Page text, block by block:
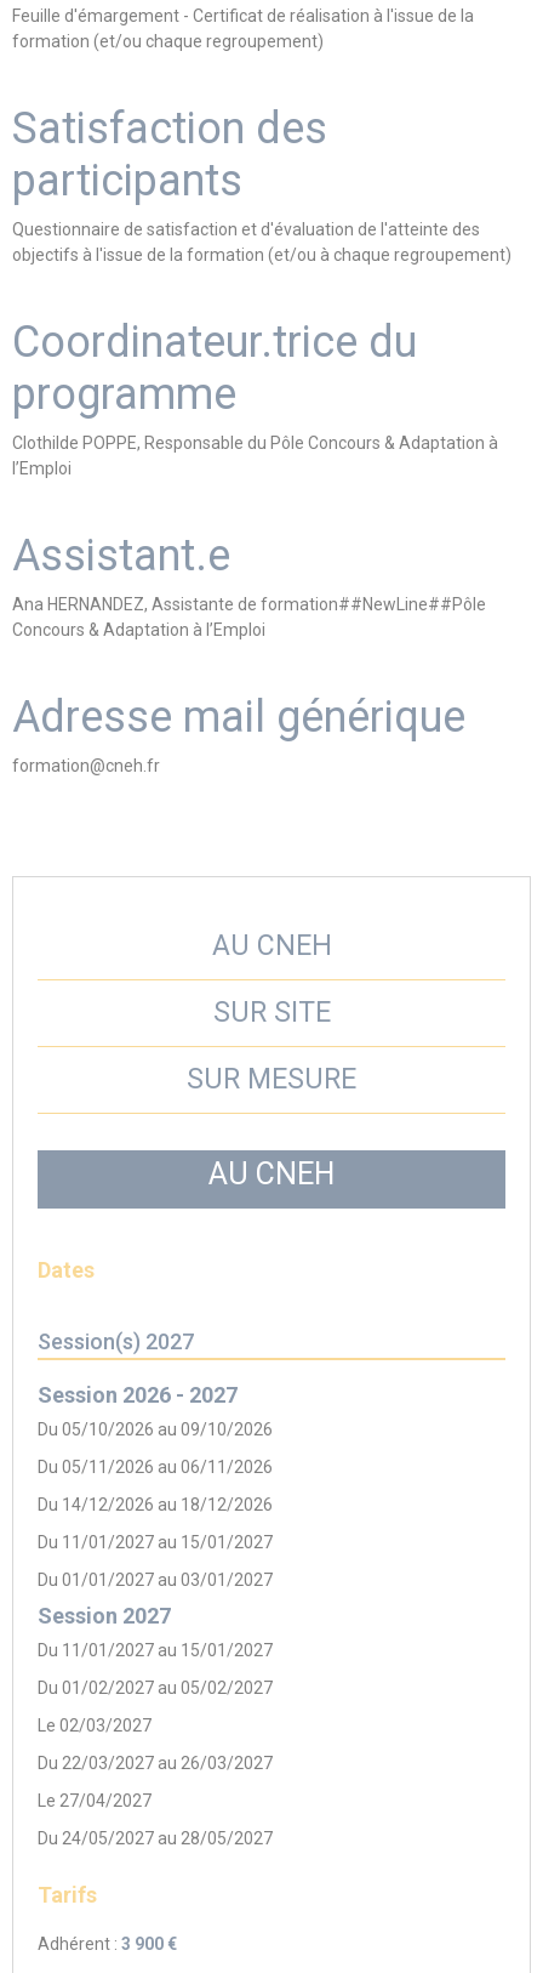
Feuille d'émargement - Certificat de réalisation à l'issue de la
formation (et/ou chaque regroupement)
Satisfaction des
participants
Questionnaire de satisfaction et d'évaluation de l'atteinte des
objectifs à l'issue de la formation (et/ou à chaque regroupement)
Coordinateur.trice du
programme
Clothilde POPPE, Responsable du Pôle Concours & Adaptation à
l’Emploi
Assistant.e
Ana HERNANDEZ, Assistante de formation##NewLine##Pôle
Concours & Adaptation à l’Emploi
Adresse mail générique
formation@cneh.fr
AU CNEH
SUR SITE
SUR MESURE
AU CNEH
Dates
Session(s) 2027
Session 2026 - 2027
Du 05/10/2026 au 09/10/2026
Du 05/11/2026 au 06/11/2026
Du 14/12/2026 au 18/12/2026
Du 11/01/2027 au 15/01/2027
Du 01/01/2027 au 03/01/2027
Session 2027
Du 11/01/2027 au 15/01/2027
Du 01/02/2027 au 05/02/2027
Le 02/03/2027
Du 22/03/2027 au 26/03/2027
Le 27/04/2027
Du 24/05/2027 au 28/05/2027
Tarifs
Adhérent : 3 900 €